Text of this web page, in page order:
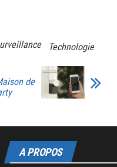
Technologie
de
A PROPOS